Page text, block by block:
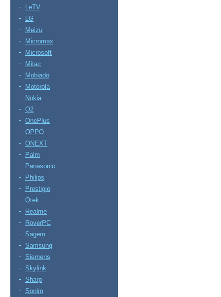
LeTV
LG
Meizu
Micromax
Microsoft
Mitac
Mobiado
Motorola
Nokia
O2
OnePlus
OPPO
ONEXT
Palm
Panasonic
Philips
Prestigio
Qtek
Realme
RoverPC
Sagem
Samsung
Siemens
Skylink
Sharp
Sonim